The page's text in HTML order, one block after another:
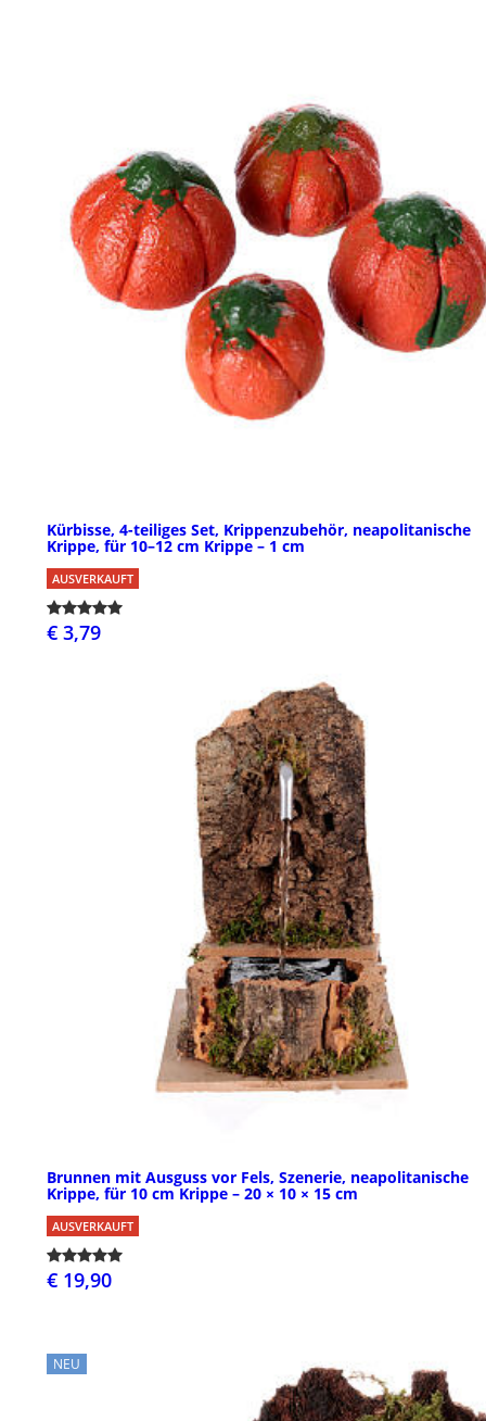
Kürbisse, 4-teiliges Set, Krippenzubehör, neapolitanische
Krippe, für 10–12 cm Krippe – 1 cm
AUSVERKAUFT
€ 3,79
Brunnen mit Ausguss vor Fels, Szenerie, neapolitanische
Krippe, für 10 cm Krippe – 20 × 10 × 15 cm
AUSVERKAUFT
€ 19,90
NEU